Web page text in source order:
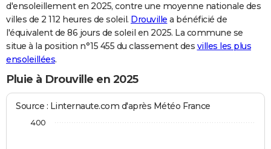
d'ensoleillement en 2025, contre une moyenne nationale des
villes de 2 112 heures de soleil. Drouville a bénéficié de
l'équivalent de 86 jours de soleil en 2025. La commune se
situe à la position n°15 455 du classement des villes les plus
ensoleillées.
Pluie à Drouville en 2025
Source : Linternaute.com d'après Météo France
400